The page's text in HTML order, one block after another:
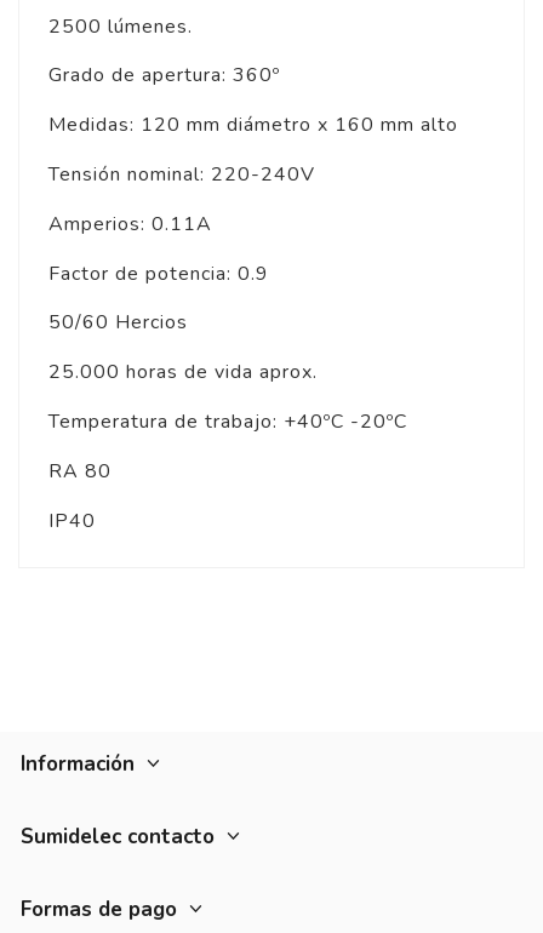
2500 lúmenes.
Grado de apertura: 360º
Medidas: 120 mm diámetro x 160 mm alto
Tensión nominal: 220-240V
Amperios: 0.11A
Factor de potencia: 0.9
50/60 Hercios
25.000 horas de vida aprox.
Temperatura de trabajo: +40ºC -20ºC
RA 80
IP40
Información
Sumidelec contacto
Formas de pago